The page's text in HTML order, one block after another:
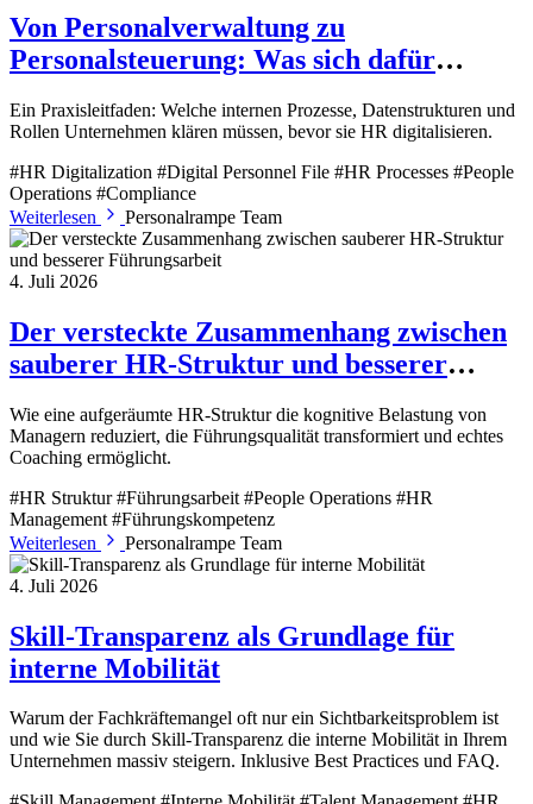
Von Personalverwaltung zu
Personalsteuerung: Was sich dafür
Ein Praxisleitfaden: Welche internen Prozesse, Datenstrukturen und
Rollen Unternehmen klären müssen, bevor sie HR digitalisieren.
#HR Digitalization #Digital Personnel File #HR Processes #People
Operations #Compliance
Weiterlesen
Personalrampe Team
4. Juli 2026
Der versteckte Zusammenhang zwischen
sauberer HR-Struktur und besserer
Wie eine aufgeräumte HR-Struktur die kognitive Belastung von
Managern reduziert, die Führungsqualität transformiert und echtes
Coaching ermöglicht.
#HR Struktur#Führungsarbeit #People Operations #HR
Management #Führungskompetenz
Weiterlesen
Personalrampe Team
4. Juli 2026
Skill-Transparenz als Grundlage für
interne Mobilität
Warum der Fachkräftemangel oft nur ein Sichtbarkeitsproblem ist
und wie Sie durch Skill-Transparenz die interne Mobilität in Ihrem
Unternehmen massiv steigern. Inklusive Best Practices und FAQ.